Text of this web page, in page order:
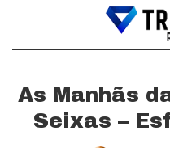
As Manhãs
Seixas –